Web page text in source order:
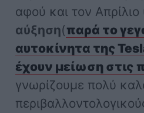
αφού και τον
αύξηση(παρά το
αυτοκίνητα της
έχουν μείωση στις
γνωρίζουμε πολύ